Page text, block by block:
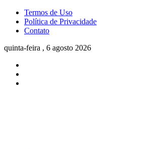
Termos de Uso
Política de Privacidade
Contato
quinta-feira , 6 agosto 2026